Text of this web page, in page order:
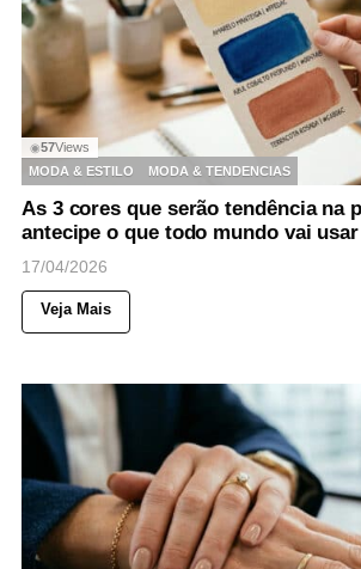
◉57Views
MODA & ESTILO
MODA & TENDENCIAS
As 3 cores que serão tendência na
antecipe o que todo mundo vai
17/04/2026
Veja Mais